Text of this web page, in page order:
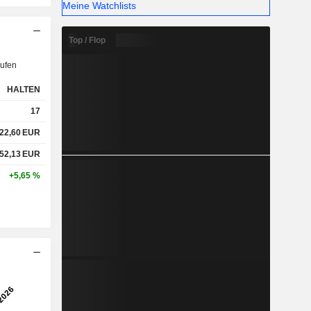
HALTEN
17
EUR
EUR
+5,65 %
Meine Watchlists
Top / Flop